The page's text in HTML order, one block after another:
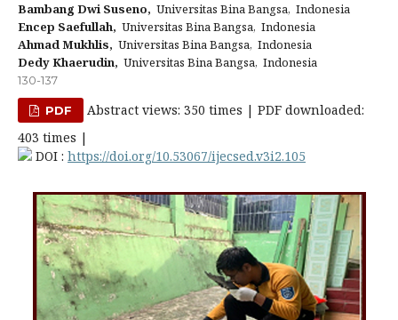
Bambang Dwi Suseno, Universitas Bina Bangsa, Indonesia
Encep Saefullah, Universitas Bina Bangsa, Indonesia
Ahmad Mukhlis, Universitas Bina Bangsa, Indonesia
Dedy Khaerudin, Universitas Bina Bangsa, Indonesia
130-137
PDF
Abstract views: 350 times | PDF downloaded:
403 times |
DOI : https://doi.org/10.53067/ijecsed.v3i2.105